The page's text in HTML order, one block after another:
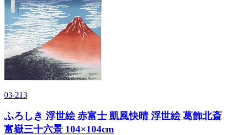
03-213
ふろしき 浮世絵 赤富士 凱風快晴 浮世絵 葛飾北斎
富嶽三十六景 104×104cm